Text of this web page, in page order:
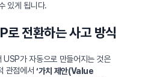
있게 됩니다.
전환하는 사고 방식
USP가 자동으로 만들어지는 것은
관점에서 ‘가치 제안(Value